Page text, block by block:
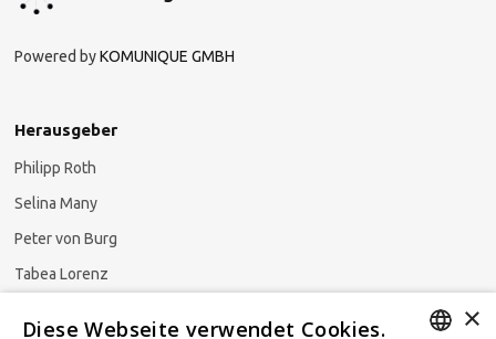
Powered byKOMUNIQUE GMBH
Herausgeber
Philipp Roth
Selina Many
Peter von Burg
Tabea Lorenz
×
Diese Webseite verwendet Cookies.